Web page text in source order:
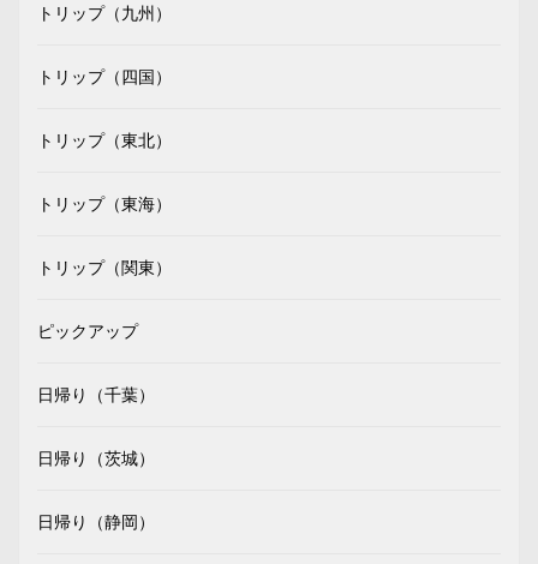
トリップ（九州）
トリップ（四国）
トリップ（東北）
トリップ（東海）
トリップ（関東）
ピックアップ
日帰り（千葉）
日帰り（茨城）
日帰り（静岡）